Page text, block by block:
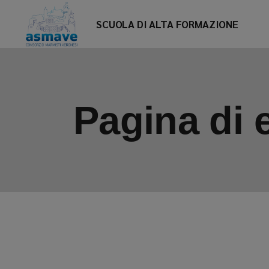
content
SCUOLA DI ALTA FORMAZIONE
Pagina di